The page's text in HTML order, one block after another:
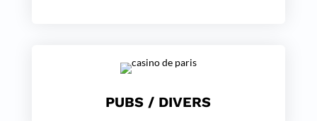
PUBS / DIVERS